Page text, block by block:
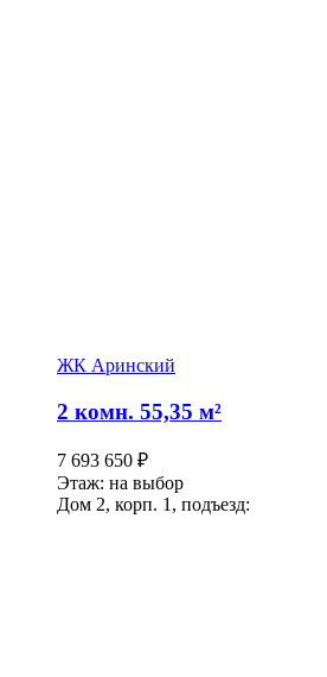
ЖК Аринский
2 комн. 55,35 м²
7 693 650 ₽
Этаж: на выбор
Дом 2, корп. 1, подъезд: